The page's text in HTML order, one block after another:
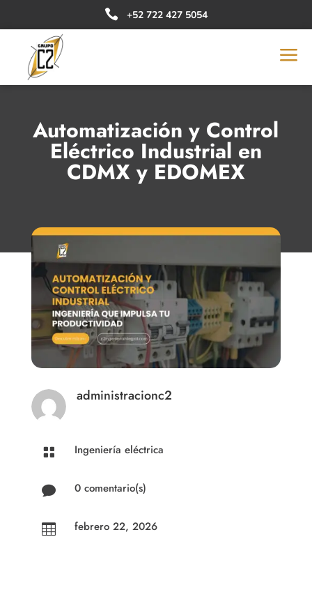
 +52 722 427 5054
a
Automatización y Control
Eléctrico Industrial en
CDMX y EDOMEX
administracionc2
 Ingeniería eléctrica
 0 comentario(s)
 febrero 22, 2026